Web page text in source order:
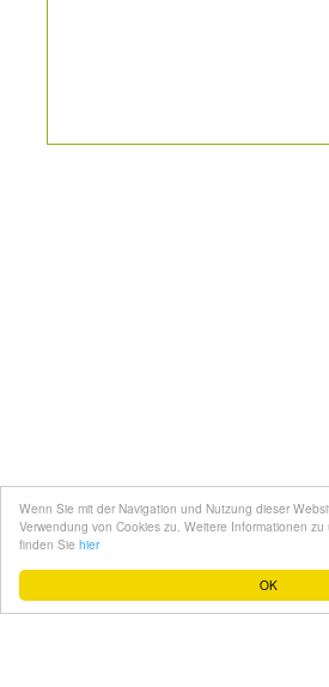
OK
Wenn Sie mit der Navigation und Nutzung dieser
Verwendung von Cookies zu. Weitere Informationen
finden Sie hier
Topfgucker
Über uns
Datenschutz